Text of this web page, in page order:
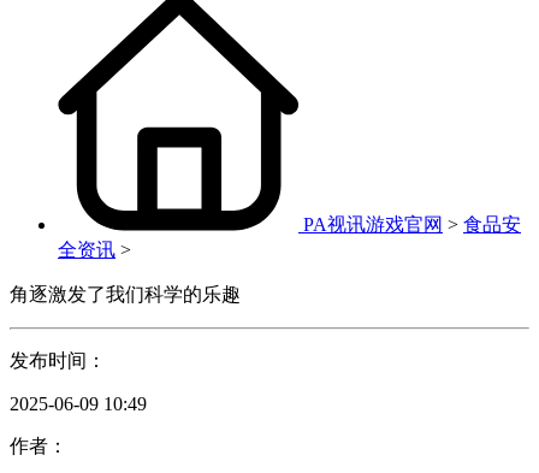
PA视讯游戏官网 > 食品安
全资讯 >
角逐激发了我们科学的乐趣
发布时间：
2025-06-09 10:49
作者：